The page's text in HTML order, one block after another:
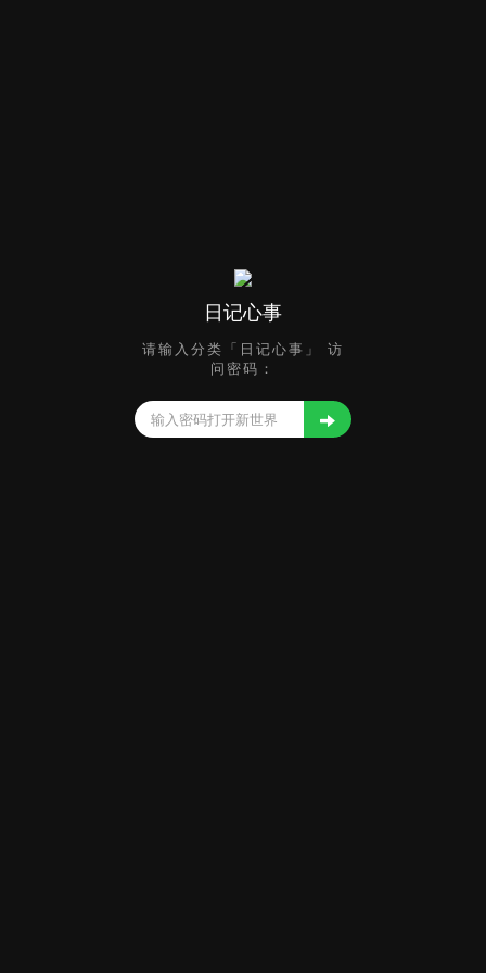
日记心事
请输入分类「日记心事」 访
问密码：